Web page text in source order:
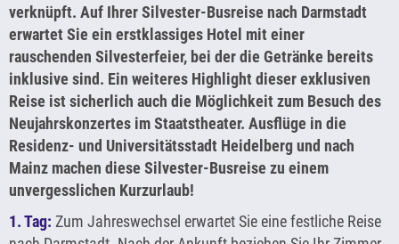
verknüpft. Auf Ihrer Silvester-Busreise nach Darmstadt
erwartet Sie ein erstklassiges Hotel mit einer
rauschenden Silvesterfeier, bei der die Getränke bereits
inklusive sind. Ein weiteres Highlight dieser exklusiven
Reise ist sicherlich auch die Möglichkeit zum Besuch des
Neujahrskonzertes im Staatstheater. Ausflüge in die
Residenz- und Universitätsstadt Heidelberg und nach
Mainz machen diese Silvester-Busreise zu einem
unvergesslichen Kurzurlaub!
1. Tag: Zum Jahreswechsel erwartet Sie eine festliche Reise